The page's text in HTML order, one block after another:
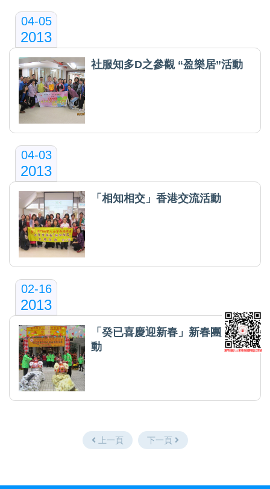
04-05
2013
社服知多D之參觀 “盈樂居”活動
04-03
2013
「相知相交」香港交流活動
02-16
2013
「癸已喜慶迎新春」新春團拜活
動
上一頁 下一頁